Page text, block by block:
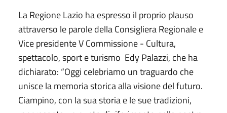
La Regione Lazio ha espresso il proprio plauso
attraverso le parole della Consigliera Regionale e
Vice presidente V Commissione - Cultura,
spettacolo, sport e turismo Edy Palazzi, che ha
dichiarato: “Oggi celebriamo un traguardo che
unisce la memoria storica alla visione del futuro.
Ciampino, con la sua storia e le sue tradizioni,